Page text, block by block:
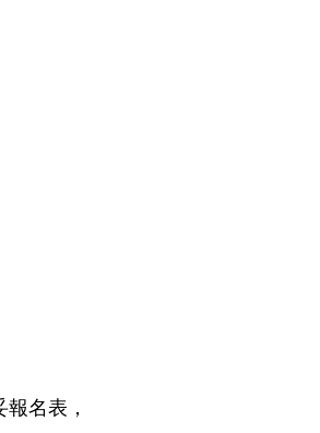
名表，